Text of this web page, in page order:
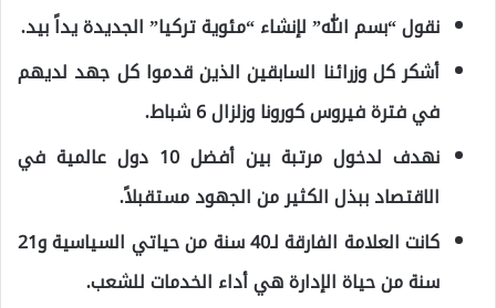
نقول “بسم الله” لإنشاء “مئوية تركيا” الجديدة يداً بيد.
أشكر كل وزرائنا السابقين الذين قدموا كل جهد لديهم
في فترة فيروس كورونا وزلزال 6 شباط.
نهدف لدخول مرتبة بين أفضل 10 دول عالمية في
الاقتصاد ببذل الكثير من الجهود مستقبلاً.
كانت العلامة الفارقة لـ40 سنة من حياتي السياسية و21
سنة من حياة الإدارة هي أداء الخدمات للشعب.